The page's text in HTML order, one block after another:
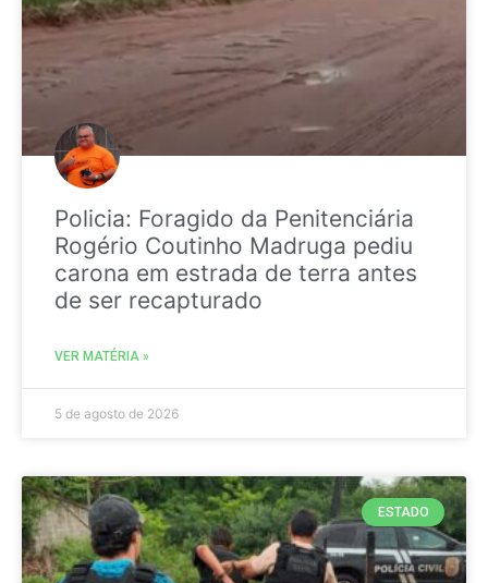
Policia: Foragido da Penitenciária
Rogério Coutinho Madruga pediu
carona em estrada de terra antes
de ser recapturado
VER MATÉRIA »
5 de agosto de 2026
ESTADO